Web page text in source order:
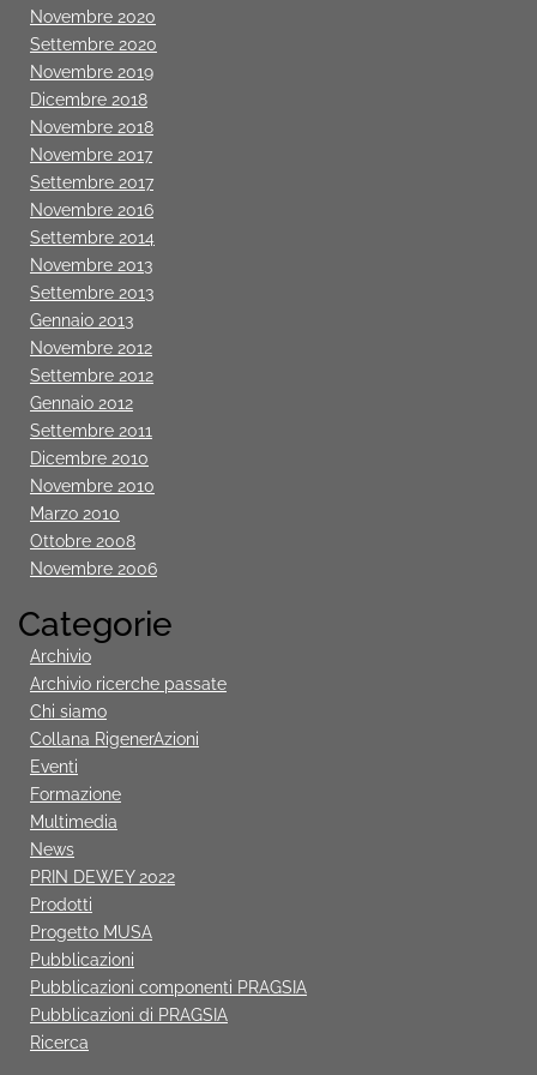
Novembre 2020
Settembre 2020
Novembre 2019
Dicembre 2018
Novembre 2018
Novembre 2017
Settembre 2017
Novembre 2016
Settembre 2014
Novembre 2013
Settembre 2013
Gennaio 2013
Novembre 2012
Settembre 2012
Gennaio 2012
Settembre 2011
Dicembre 2010
Novembre 2010
Marzo 2010
Ottobre 2008
Novembre 2006
Categorie
Archivio
Archivio ricerche passate
Chi siamo
Collana RigenerAzioni
Eventi
Formazione
Multimedia
News
PRIN DEWEY 2022
Prodotti
Progetto MUSA
Pubblicazioni
Pubblicazioni componenti PRAGSIA
Pubblicazioni di PRAGSIA
Ricerca